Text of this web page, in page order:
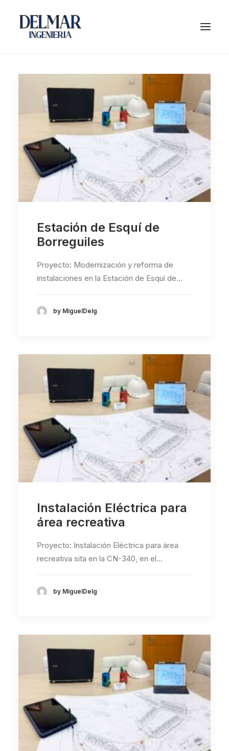
Estación de Esquí de
Borreguiles
Proyecto: Modernización y reforma de
instalaciones en la Estación de Esquí de…
by MiguelDelg
Instalación Eléctrica para
área recreativa
Proyecto: Instalación Eléctrica para área
recreativa sita en la CN-340, en el…
by MiguelDelg